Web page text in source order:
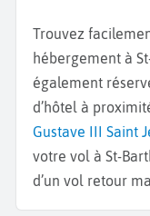
Trouvez
hébergement à
également
d’hôtel à
Gustave III Saint
votre vol à St-
d’un vol retour